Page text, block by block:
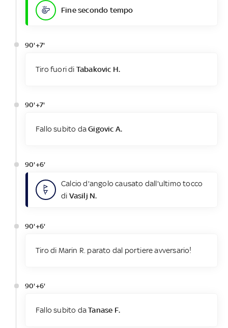
Fine secondo tempo
90'+7'
Tiro fuori di Tabakovic H.
90'+7'
Fallo subito daGigovic A.
90'+6'
Calcio d'angolo causato dall'ultimo tocco
di Vasilj N.
90'+6'
Tiro di Marin R. parato dal portiere avversario!
90'+6'
Fallo subito daTanase F.